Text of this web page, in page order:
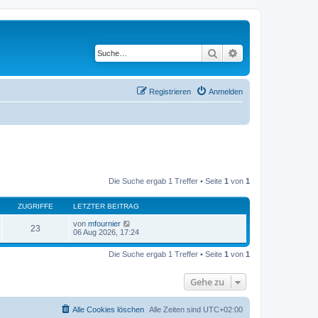
Suche
Anmelden
Registrieren
Die Suche ergab 1 Treffer • Seite 1 von 1
ZUGRIFFE LETZTER BEITRAG
23 von mfournier
06 Aug 2026, 17:24
Die Suche ergab 1 Treffer • Seite 1 von 1
Gehe zu
Alle Zeiten sind UTC+02:00
Alle Cookies löschen